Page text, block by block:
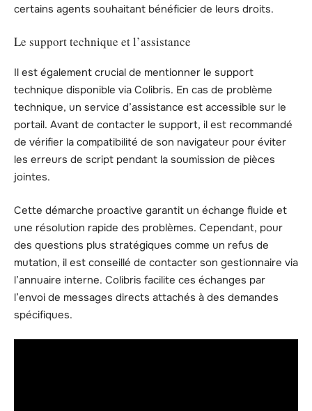
certains agents souhaitant bénéficier de leurs droits.
Le support technique et l’assistance
Il est également crucial de mentionner le support
technique disponible via Colibris. En cas de problème
technique, un service d’assistance est accessible sur le
portail. Avant de contacter le support, il est recommandé
de vérifier la compatibilité de son navigateur pour éviter
les erreurs de script pendant la soumission de pièces
jointes.
Cette démarche proactive garantit un échange fluide et
une résolution rapide des problèmes. Cependant, pour
des questions plus stratégiques comme un refus de
mutation, il est conseillé de contacter son gestionnaire via
l’annuaire interne. Colibris facilite ces échanges par
l’envoi de messages directs attachés à des demandes
spécifiques.